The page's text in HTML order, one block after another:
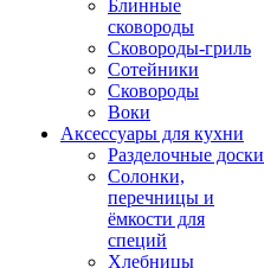
Блинные
сковороды
Сковороды-гриль
Сотейники
Сковороды
Воки
Аксессуары для кухни
Разделочные доски
Солонки,
перечницы и
ёмкости для
специй
Хлебницы